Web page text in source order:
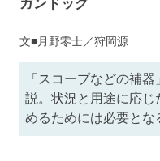
ガンドッグ
文■月野零士／狩岡源
「スコープなどの補
説。状況と用途に応じ
めるためには必要とな